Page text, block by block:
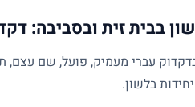
בבית זית ובסביבה:
עברי מעמיק, פועל, שם